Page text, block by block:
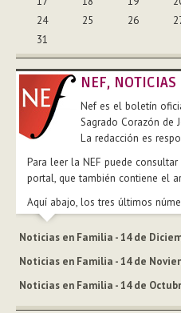
24
25 26
31
NEF,
Nef es el boletín
Sagrado Corazón de
La redacción es
Para leer la NEF puede consultar
portal, que también contiene el
Aquí abajo, los tres últimos
Noticias en Familia - 14 de
Noticias en Familia - 14 de
Noticias en Familia - 14 de